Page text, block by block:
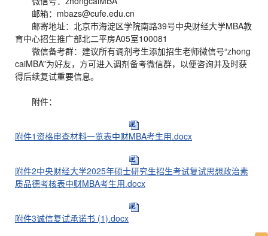
邮箱：mbazs@cufe.edu.cn
邮寄地址：北京市海淀区学院南路39号中央财经大学MBA教
育中心招生推广部北二平房A05室100081
微信备考群：建议所有调剂考生添加招生老师微信号“zhong
caiMBA”为好友，方可进入调剂备考微信群，以便咨询并及时获
得后续复试重要信息。
附件：
附件1资格审查材料一览表中财MBA考生用.docx
附件2中央财经大学2025年硕士研究生招生考试复试思想政治素
质品德考核表中财MBA考生用.docx
附件3诚信复试承诺书 (1).docx